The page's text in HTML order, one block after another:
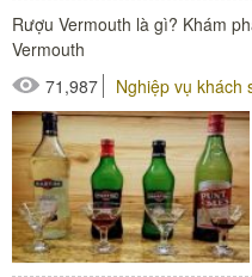
Rượu Vermouth là gì? Khám
Vermouth
71,987
Nghiệp vụ khách